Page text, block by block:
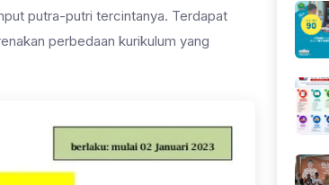
putra-putri tercintanya. Terdapat
perbedaan kurikulum yang